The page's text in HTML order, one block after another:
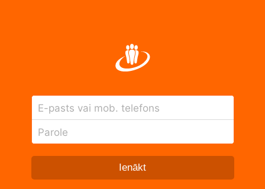
E-pasts vai mob. telefons
Parole
Ienākt